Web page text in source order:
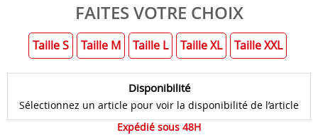
FAITES VOTRE CHOIX
Taille S Taille M Taille L Taille XL Taille XXL
Disponibilité
Sélectionnez un article pour voir la disponibilité de l’article
Expédié sous 48H